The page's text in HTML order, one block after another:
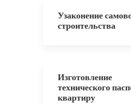
Узаконение
строительства
Изготовление
технического
квартиру